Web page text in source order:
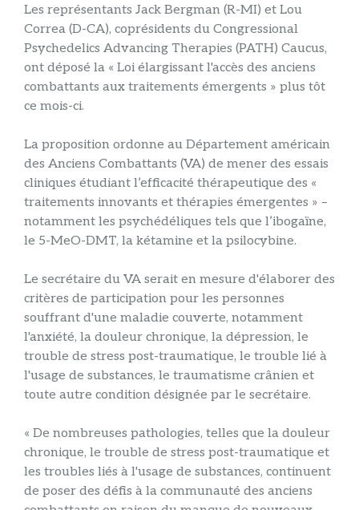
Les représentants Jack Bergman (R-MI) et Lou
Correa (D-CA), coprésidents du Congressional
Psychedelics Advancing Therapies (PATH) Caucus,
ont déposé la « Loi élargissant l'accès des anciens
combattants aux traitements émergents » plus tôt
ce mois-ci.
La proposition ordonne au Département américain
des Anciens Combattants (VA) de mener des essais
cliniques étudiant l’efficacité thérapeutique des «
traitements innovants et thérapies émergentes » –
notamment les psychédéliques tels que l’ibogaïne,
le 5-MeO-DMT, la kétamine et la psilocybine.
Le secrétaire du VA serait en mesure d'élaborer des
critères de participation pour les personnes
souffrant d'une maladie couverte, notamment
l'anxiété, la douleur chronique, la dépression, le
trouble de stress post-traumatique, le trouble lié à
l'usage de substances, le traumatisme crânien et
toute autre condition désignée par le secrétaire.
« De nombreuses pathologies, telles que la douleur
chronique, le trouble de stress post-traumatique et
les troubles liés à l'usage de substances, continuent
de poser des défis à la communauté des anciens